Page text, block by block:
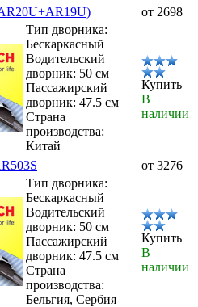
от 2698
Тип дворника:
Бескаркасный
Водительский
дворник: 50 см
Пассажирский
дворник: 47.5 см
Страна
производства:
Китай
Купить
В
наличии
от 3276
Тип дворника:
Бескаркасный
Водительский
дворник: 50 см
Пассажирский
дворник: 47.5 см
Страна
производства:
Бельгия, Сербия
Купить
В
наличии